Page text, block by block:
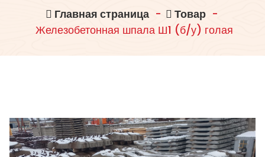
Главная страница- Товар-
Железобетонная шпала Ш1 (б/у) голая